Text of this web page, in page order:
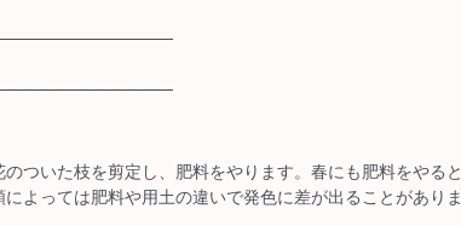
ついた枝を剪定し、肥料をやります。春にも肥料をやると
よっては肥料や用土の違いで発色に差が出ることがありま